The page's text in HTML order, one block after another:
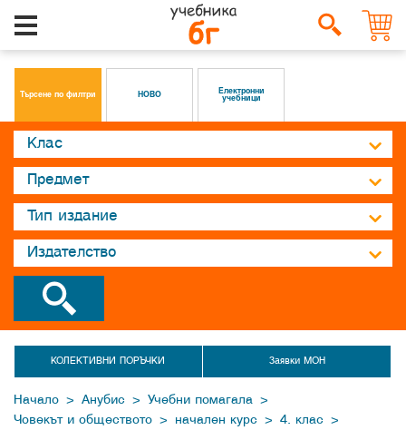
Търсене по филтри НОВО
Електронни
учебници
КОЛЕКТИВНИ ПОРЪЧКИ Заявки МОН
Начало > Анубис > Учебни помагала >
Човекът и обществото > начален курс > 4. клас >